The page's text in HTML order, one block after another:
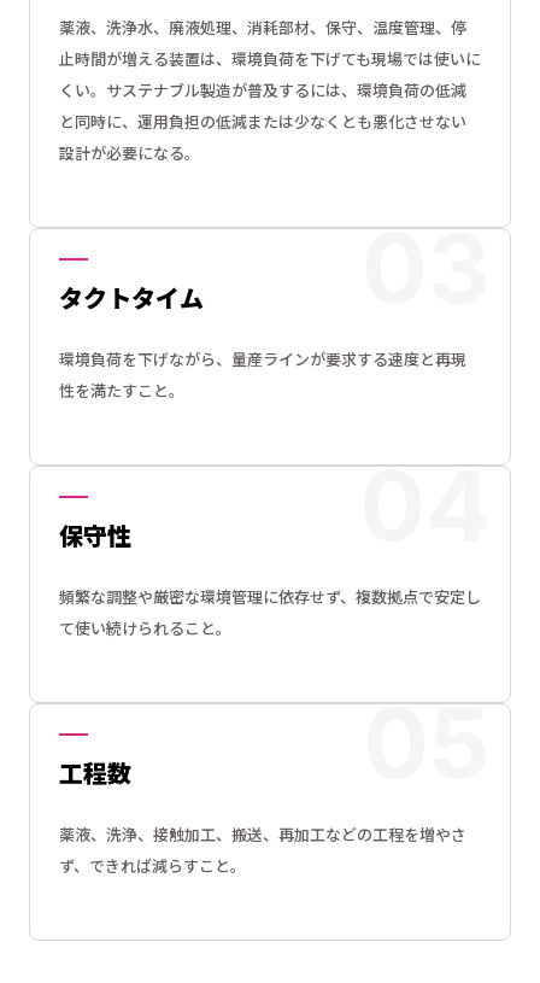
薬液、洗浄水、廃液処理、消耗部材、保守、温度管理、停
止時間が増える装置は、環境負荷を下げても現場では使いに
くい。サステナブル製造が普及するには、環境負荷の低減
と同時に、運用負担の低減または少なくとも悪化させない
設計が必要になる。
タクトタイム
環境負荷を下げながら、量産ラインが要求する速度と再現
性を満たすこと。
保守性
頻繁な調整や厳密な環境管理に依存せず、複数拠点で安定し
て使い続けられること。
工程数
薬液、洗浄、接触加工、搬送、再加工などの工程を増やさ
ず、できれば減らすこと。